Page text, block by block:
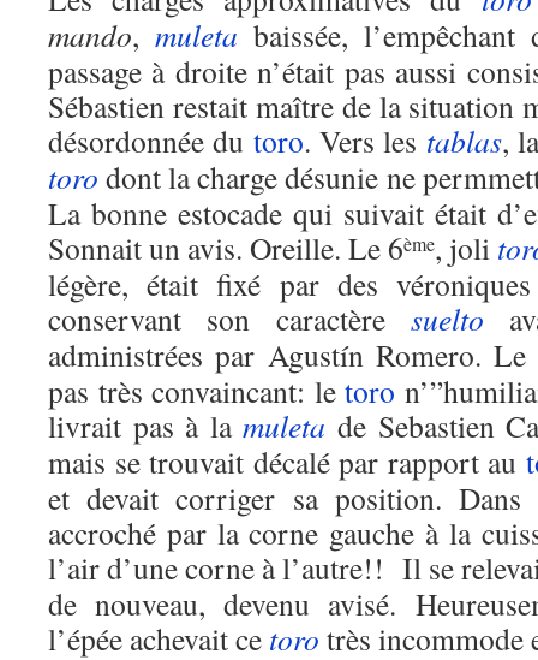
mando, muleta baissée,
passage à droite n’était pas aussi
Sébastien restait maître de la situation
désordonnée du toro. Vers les tablas,
toro dont la charge désunie ne
La bonne estocade qui suivait était
Sonnait un avis. Oreille. Le 6ème, joli
légère, était fixé par des
conservant son caractère suelto
administrées par Agustín Romero.
pas très convaincant: letoro
livrait pas à lamuleta de Sebastien
mais se trouvait décalé par rapport au
et devait corriger sa position.
accroché par la corne gauche à la
l’air d’une corne à l’autre!! Il se
de nouveau, devenu avisé.
l’épée achevait ce toro très incommode